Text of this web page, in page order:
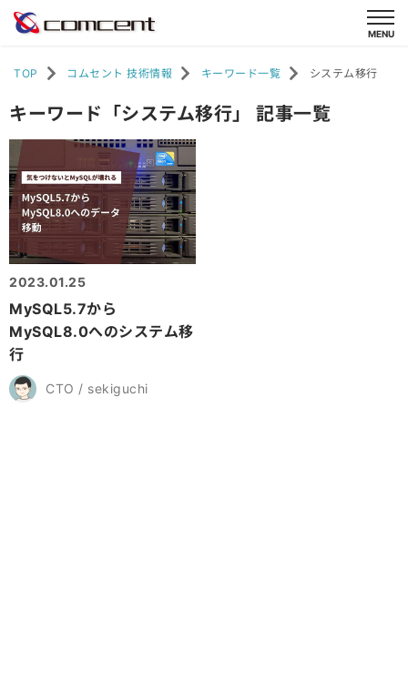
TOP コムセント 技術情報 キーワード一覧 システム移行
キーワード「システム移行」 記事一覧
MySQL5.7から
MySQL8.0へのシステム移
行
2023.01.25
CTO / sekiguchi